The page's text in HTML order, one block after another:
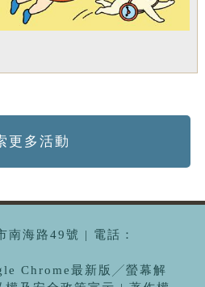
更多活動
南海路49號 | 電話：
Chrome最新版╱螢幕解